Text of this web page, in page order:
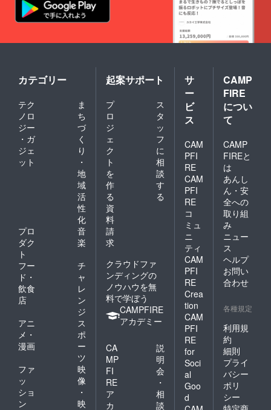
カテゴリー
テク
ノロ
ジー
・ガ
ジェ
ット
ま
ち
づ
く
り
・
地
域
活
性
化
プロ
ダク
ト
音
楽
フー
ド・
飲食
店
チ
ャ
レ
ン
ジ
アニ
メ・
漫画
ス
ポ
ー
ツ
ファ
ッ
ショ
ン
映
像
・
映
起案サポート
プ
ロ
ジ
ェ
ク
ト
を
作
る
ス
タ
ッ
フ
に
相
談
す
る
資
料
請
求
クラウドファ
ンディングの
ノウハウを無
料で学ぼう
CAMPFIRE
アカデミー
CA
MP
FI
RE
ア
カ
説
明
会
・
相
談
サ
ー
ビ
ス
CAM
PFI
RE
CAM
PFI
RE
コ
ミュ
ニ
ティ
CAM
PFI
RE
Crea
tion
CAM
PFI
RE
for
Soci
al
Goo
d
CAMP
FIRE
につい
て
CAMP
FIREと
は
あんし
ん・安
全への
取り組
み
ニュー
ス
ヘルプ
お問い
合わせ
各種規定
利用規
約
細則
プライ
バシー
ポリ
シー